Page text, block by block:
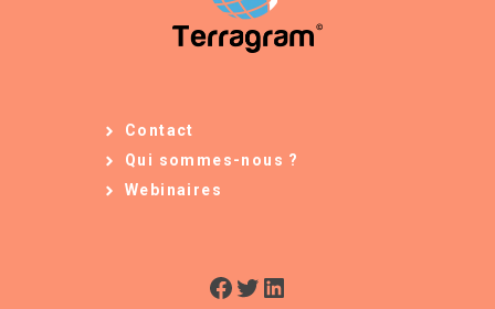
Contact
Qui sommes-nous ?
Webinaires
Facebook
Twitter
LinkedIn